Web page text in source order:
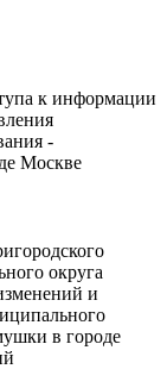
к информации
-
Москве
округа
и
в городе